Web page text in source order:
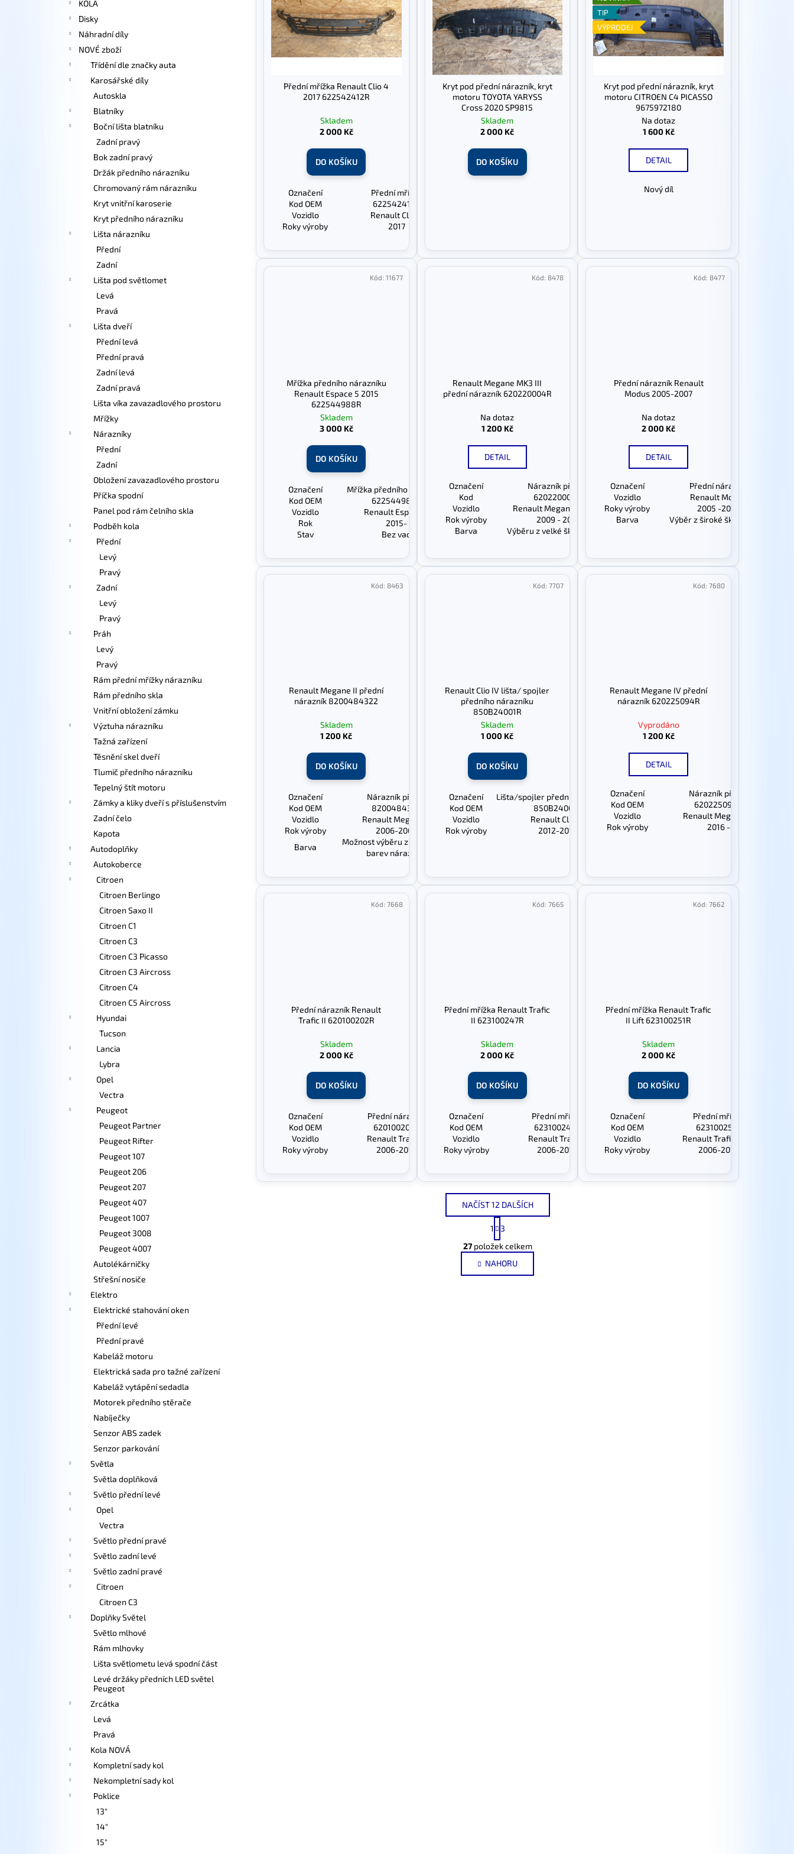
KOLA
Disky
Náhradní díly
NOVÉ zboží
Třídění dle značky auta
Karosářské díly
Autoskla
Blatníky
Boční lišta blatníku
Zadní pravý
Bok zadní pravý
Držák předního nárazníku
Chromovaný rám nárazníku
Kryt vnitřní karoserie
Kryt předního nárazníku
Lišta nárazníku
Přední
Zadní
Lišta pod světlomet
Levá
Pravá
Lišta dveří
Přední levá
Přední pravá
Zadní levá
Zadní pravá
Lišta víka zavazadlového prostoru
Mřížky
Nárazníky
Přední
Zadní
Obložení zavazadlového prostoru
Příčka spodní
Panel pod rám čelního skla
Podběh kola
Přední
Levý
Pravý
Zadní
Levý
Pravý
Práh
Levý
Pravý
Rám přední mřížky nárazníku
Rám předního skla
Vnitřní obložení zámku
Výztuha nárazníku
Tažná zařízení
Těsnění skel dveří
Tlumič předního nárazníku
Tepelný štít motoru
Zámky a kliky dveří s příslušenstvím
Zadní čelo
Kapota
Autodoplňky
Autokoberce
Citroen
Citroen Berlingo
Citroen Saxo II
Citroen C1
Citroen C3
Citroen C3 Picasso
Citroen C3 Aircross
Citroen C4
Citroen C5 Aircross
Hyundai
Tucson
Lancia
Lybra
Opel
Vectra
Peugeot
Peugeot Partner
Peugeot Rifter
Peugeot 107
Peugeot 206
Peugeot 207
Peugeot 407
Peugeot 1007
Peugeot 3008
Peugeot 4007
Autolékárničky
Střešní nosiče
Elektro
Elektrické stahování oken
Přední levé
Přední pravé
Kabeláž motoru
Elektrická sada pro tažné zařízení
Kabeláž vytápění sedadla
Motorek předního stěrače
Nabíječky
Senzor ABS zadek
Senzor parkování
Světla
Světla doplňková
Světlo přední levé
Opel
Vectra
Světlo přední pravé
Světlo zadní levé
Světlo zadní pravé
Citroen
Citroen C3
Doplňky Světel
Světlo mlhové
Rám mlhovky
Lišta světlometu levá spodní část
Levé držáky předních LED světel
Peugeot
Zrcátka
Levá
Pravá
Kola NOVÁ
Kompletní sady kol
Nekompletní sady kol
Poklice
13"
14"
15"
Přední mřížka Renault Clio 4
2017 622542412R
Skladem
2 000 Kč
DO KOŠÍKU
Označení
Přední mřížka
Kod OEM
622542412R
Vozidlo
Renault Clio 4
Roky výroby
2017
Kryt pod přední nárazník, kryt
motoru TOYOTA YARYSS
Cross 2020 SP9815
Skladem
2 000 Kč
DO KOŠÍKU
TIP
VÝPRODEJ
Kryt pod přední nárazník, kryt
motoru CITROEN C4 PICASSO
9675972180
Na dotaz
1 600 Kč
DETAIL
Nový díl
Mřížka předního nárazníku
Renault Espace 5 2015
622544988R
Skladem
3 000 Kč
DO KOŠÍKU
Označení
Mřížka předního nárazníku
Kod OEM
622544988R
Vozidlo
Renault Espace 5
Rok
2015-
Stav
Bez vad
Kód: 11677
Renault Megane MK3 III
přední nárazník 620220004R
Na dotaz
1 200 Kč
DETAIL
Označení
Nárazník přední
Kod
620220004R
Vozidlo
Renault Megane MK3 III
Rok výroby
2009 - 2011
Barva
Výběru z velké škály barev
Kód: 8478
Přední nárazník Renault
Modus 2005-2007
Na dotaz
2 000 Kč
DETAIL
Označení
Přední nárazník
Vozidlo
Renault Modus
Roky výroby
2005 -2007
Barva
Výběr z široké škály barev
Kód: 8477
Renault Megane II přední
nárazník 8200484322
Skladem
1 200 Kč
DO KOŠÍKU
Označení
Nárazník přední
Kod OEM
8200484322
Vozidlo
Renault Megane II
Rok výroby
2006-2009
Barva
Možnost výběru z velké škály
barev nárazníků
Kód: 8463
Renault Clio IV lišta/ spojler
předního nárazníku
850B24001R
Skladem
1 000 Kč
DO KOŠÍKU
Označení
Lišta/spojler předního nárazníku
Kod OEM
850B24001R
Vozidlo
Renault Clio IV
Rok výroby
2012-2019
Kód:7707
Renault Megane IV přední
nárazník 620225094R
Vyprodáno
1 200 Kč
DETAIL
Označení
Nárazník přední
Kod OEM
620225094R
Vozidlo
Renault Megane IV
Rok výroby
2016 -
Kód: 7680
Přední nárazník Renault
Trafic II 620100202R
Skladem
2 000 Kč
DO KOŠÍKU
Označení
Přední nárazník
Kod OEM
620100202R
Vozidlo
Renault Trafic II
Roky výroby
2006-2014
Kód: 7668
Přední mřížka Renault Trafic
II 623100247R
Skladem
2 000 Kč
DO KOŠÍKU
Označení
Přední mřížka
Kod OEM
623100247R
Vozidlo
Renault Trafic II
Roky výroby
2006-2014
Kód:7665
Přední mřížka Renault Trafic
II Lift 623100251R
Skladem
2 000 Kč
DO KOŠÍKU
Označení
Přední mřížka
Kod OEM
623100251R
Vozidlo
Renault Trafic II Lift
Roky výroby
2006-2014
Kód: 7662
O
v
l
á
NAČÍST 12 DALŠÍCH
S
t
r
á
n
k
1
3
27položek celkem
NAHORU